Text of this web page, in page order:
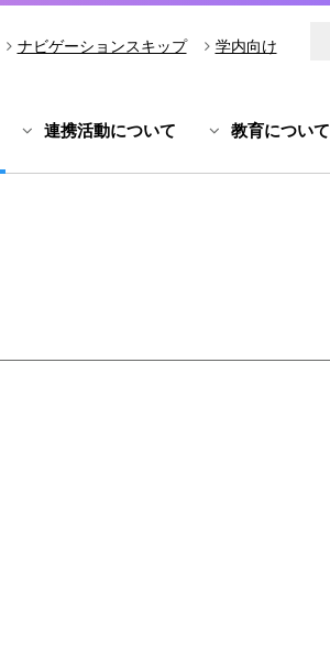
ナビゲーションスキップ 学内向け
連携活動について 教育について